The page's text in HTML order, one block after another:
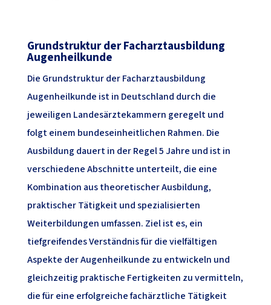
Grundstruktur der Facharztausbildung
Augenheilkunde
Die Grundstruktur der Facharztausbildung
Augenheilkunde ist in Deutschland durch die
jeweiligen Landesärztekammern geregelt und
folgt einem bundeseinheitlichen Rahmen. Die
Ausbildung dauert in der Regel 5 Jahre und ist in
verschiedene Abschnitte unterteilt, die eine
Kombination aus theoretischer Ausbildung,
praktischer Tätigkeit und spezialisierten
Weiterbildungen umfassen. Ziel ist es, ein
tiefgreifendes Verständnis für die vielfältigen
Aspekte der Augenheilkunde zu entwickeln und
gleichzeitig praktische Fertigkeiten zu vermitteln,
die für eine erfolgreiche fachärztliche Tätigkeit